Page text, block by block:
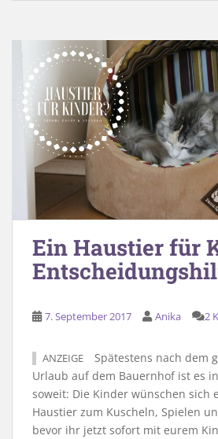
Ein Haustier für
7. September 2017 Anika 2
ANZEIGE
Spätestens nach dem
Urlaub auf dem Bauernhof ist es
soweit: Die Kinder wünschen sich
Haustier zum Kuscheln, Spielen
bevor ihr jetzt sofort mit eurem